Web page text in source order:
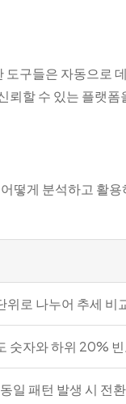
구들은 자동으로
뢰할 수 있는 플랫폼
떻게 분석하고 활용
위로 나누어 추세 비
숫자와 하위 20%
일 패턴 발생 시 전